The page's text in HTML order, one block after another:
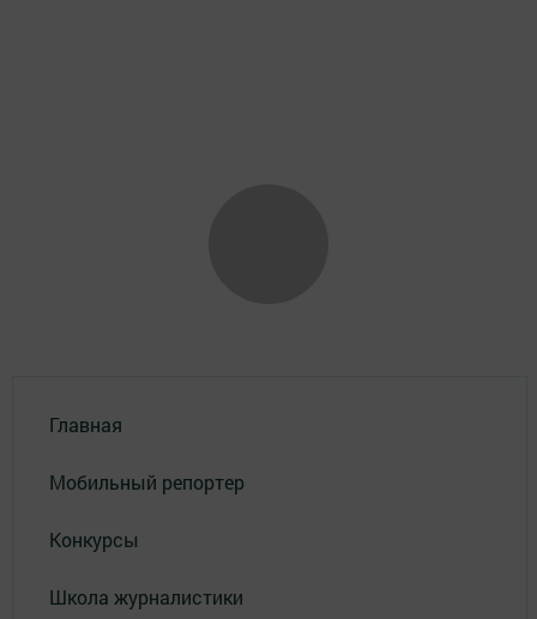
Главная
Мобильный репортер
Конкурсы
Школа журналистики